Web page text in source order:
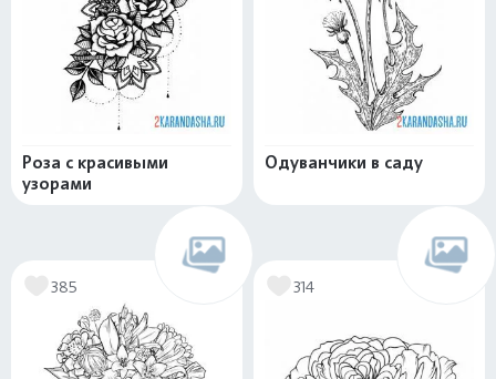
Роза с красивыми
узорами
Одуванчики в саду
385 314